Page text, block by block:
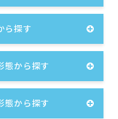
ら探す
態から探す
態から探す